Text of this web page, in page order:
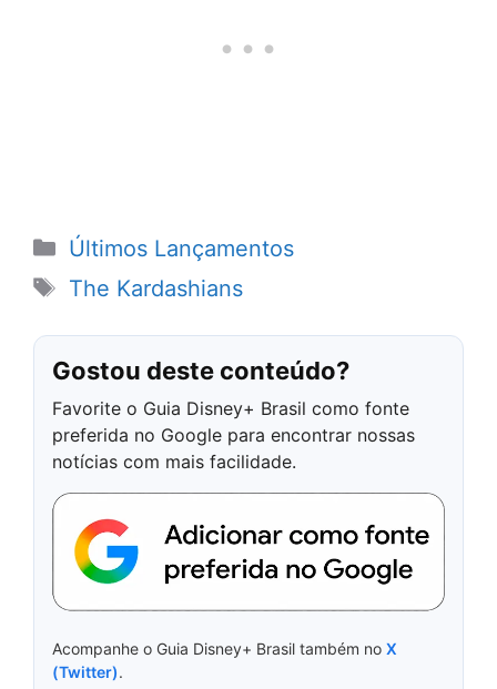
Categorias
Últimos Lançamentos
Tags
The Kardashians
Gostou deste conteúdo?
Favorite o Guia Disney+ Brasil como fonte
preferida no Google para encontrar nossas
notícias com mais facilidade.
Acompanhe o Guia Disney+ Brasil também no X
(Twitter).